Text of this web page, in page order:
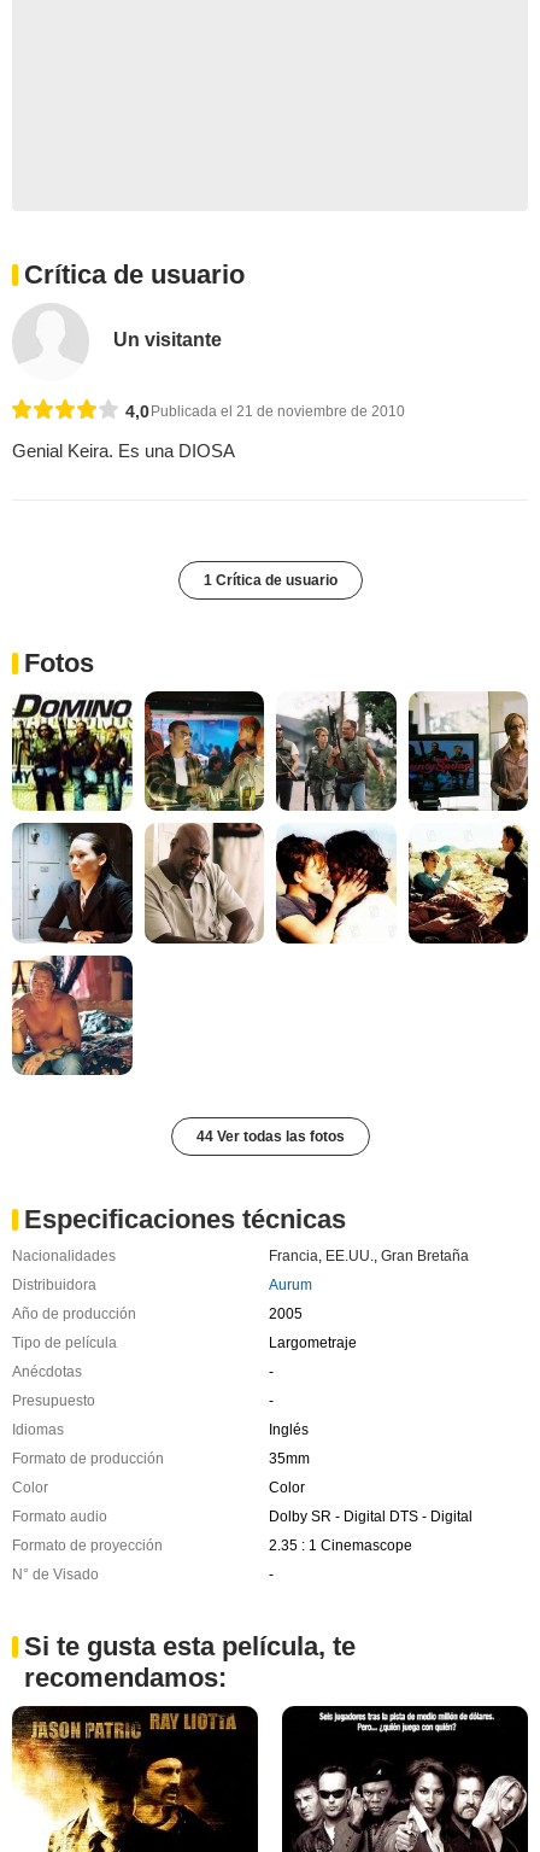
Crítica de usuario
Un visitante
4,0Publicada el 21 de noviembre de 2010
Genial Keira. Es una DIOSA
1 Crítica de usuario
Fotos
44 Ver todas las fotos
Especificaciones técnicas
Nacionalidades Francia, EE.UU., Gran Bretaña
Distribuidora
Aurum
Año de producción
2005
Tipo de película
Largometraje
Anécdotas
-
Presupuesto
-
Idiomas
Inglés
Formato de producción
35mm
Color
Color
Formato audio
Dolby SR - Digital DTS - Digital
Formato de proyección
2.35 : 1 Cinemascope
N° de Visado
-
Si te gusta esta película, te
recomendamos: